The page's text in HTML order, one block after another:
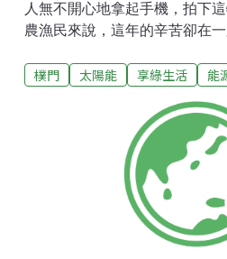
人無不開心地拿起手機，拍下
農漁民來說，這年的辛苦卻在
視，關於節能減碳，我們還能
續設計－太陽能熱水器」，這
大家學會思考，設計屬於自己
陽能的管線，噴上黑漆以增加
保特瓶，讓每個保特瓶都變成
置。攝影：吳佳奇抬頭可見的
外，還能如何運用？目前台灣
力、天然氣、核能等等，我們
樸門 太陽能 享綠生活 能